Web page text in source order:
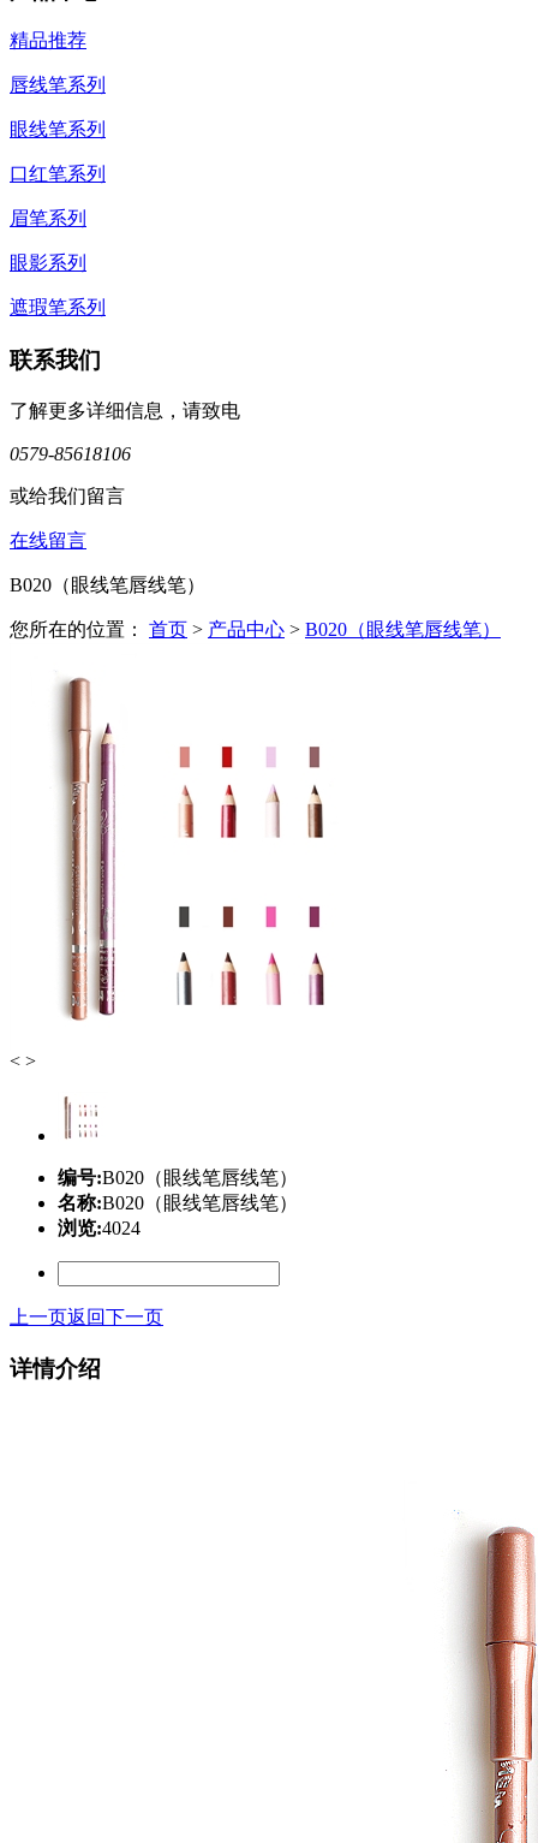
精品推荐
唇线笔系列
眼线笔系列
口红笔系列
眉笔系列
眼影系列
遮瑕笔系列
联系我们
了解更多详细信息，请致电
0579-85618106
或给我们留言
在线留言
B020（眼线笔唇线笔）
您所在的位置： 首页 > 产品中心 > B020（眼线笔唇线笔）
< >
编号:B020（眼线笔唇线笔）
名称:B020（眼线笔唇线笔）
浏览:4024
上一页返回下一页
详情介绍